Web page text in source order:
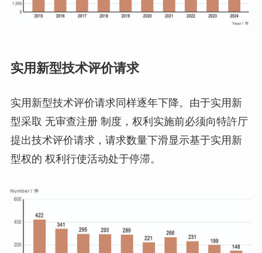
实用新型技术评价请求
实用新型技术评价请求同样逐年下降。由于实用新
型采取 无审查注册 制度，权利实施前必须向特許厅
提出技术评价请求，请求数量下滑显示基于实用新
型权的 权利行使活动处于停滞。